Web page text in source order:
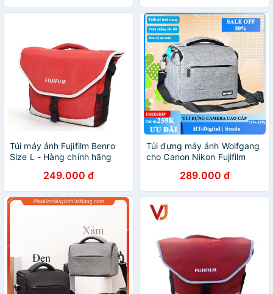
Túi máy ảnh Fujifilm Benro
Size L - Hàng chính hãng
249.000 đ
Túi đựng máy ảnh Wolfgang
cho Canon Nikon Fujifilm
289.000 đ